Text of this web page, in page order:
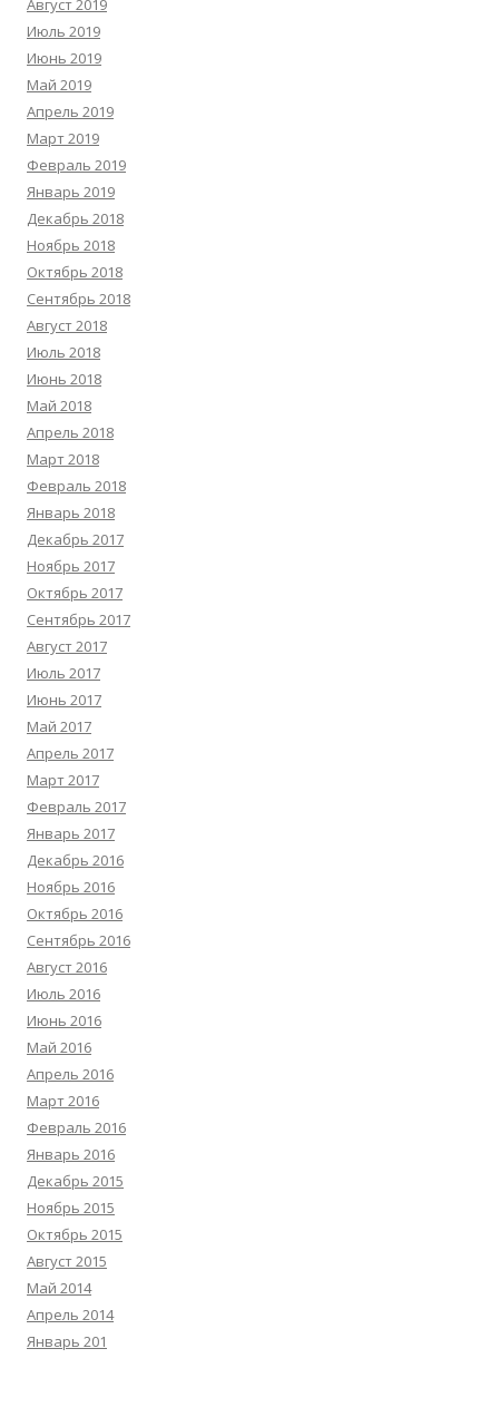
Август 2019
Июль 2019
Июнь 2019
Май 2019
Апрель 2019
Март 2019
Февраль 2019
Январь 2019
Декабрь 2018
Ноябрь 2018
Октябрь 2018
Сентябрь 2018
Август 2018
Июль 2018
Июнь 2018
Май 2018
Апрель 2018
Март 2018
Февраль 2018
Январь 2018
Декабрь 2017
Ноябрь 2017
Октябрь 2017
Сентябрь 2017
Август 2017
Июль 2017
Июнь 2017
Май 2017
Апрель 2017
Март 2017
Февраль 2017
Январь 2017
Декабрь 2016
Ноябрь 2016
Октябрь 2016
Сентябрь 2016
Август 2016
Июль 2016
Июнь 2016
Май 2016
Апрель 2016
Март 2016
Февраль 2016
Январь 2016
Декабрь 2015
Ноябрь 2015
Октябрь 2015
Август 2015
Май 2014
Апрель 2014
Январь 201